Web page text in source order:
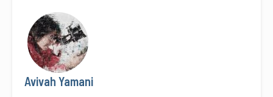
Avivah Yamani